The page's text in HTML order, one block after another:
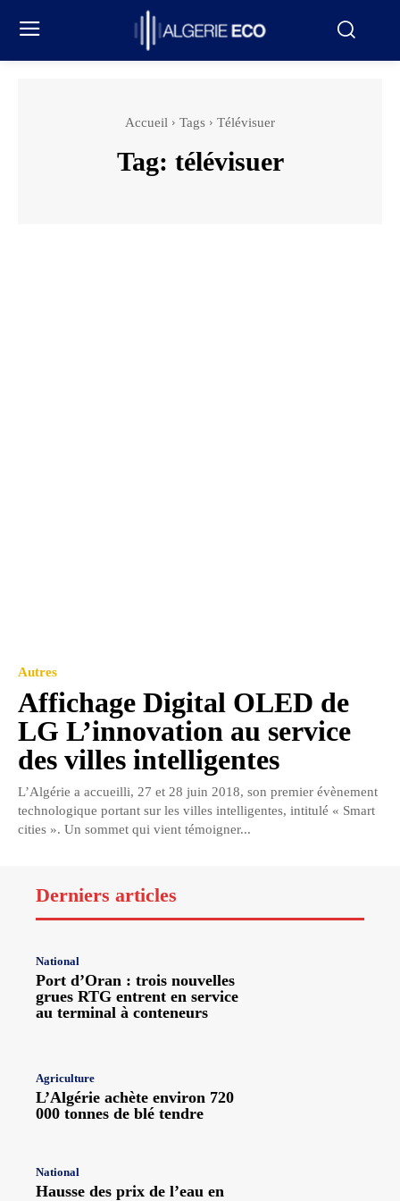
Accueil Tags Télévisuer
Tag: télévisuer
Autres
Affichage Digital OLED de
LG L’innovation au service
des villes intelligentes
L’Algérie a accueilli, 27 et 28 juin 2018, son premier évènement
technologique portant sur les villes intelligentes, intitulé « Smart
cities ». Un sommet qui vient témoigner...
Derniers articles
National
Port d’Oran : trois nouvelles
grues RTG entrent en service
au terminal à conteneurs
Agriculture
L’Algérie achète environ 720
000 tonnes de blé tendre
National
Hausse des prix de l’eau en